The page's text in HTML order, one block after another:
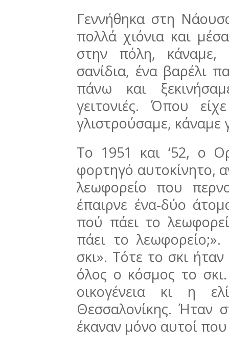
Γεννήθηκα στη
πολλά χιόνια και
στην πόλη, κάναμε,
σανίδια, ένα βαρέλι
πάνω και
γειτονιές. Όπου
γλιστρούσαμε, κάναμε
Tο 1951 και ‘52, ο
φορτηγό αυτοκίνητο,
λεωφορείο που
έπαιρνε ένα-δύο
πού πάει το
πάει το
σκι». Τότε το σκι
όλος ο κόσμος το
οικογένεια κι η
Θεσσαλονίκης. Ήταν
έκαναν μόνο αυτοί